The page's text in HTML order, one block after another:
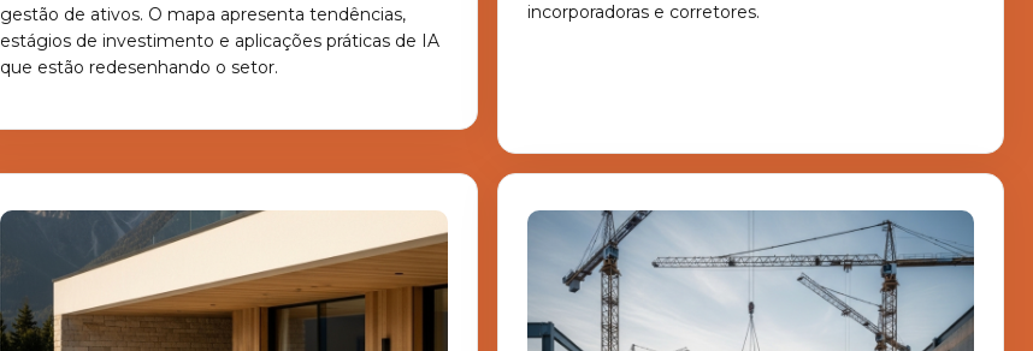
gestão de ativos. O mapa apresenta tendências,
estágios de investimento e aplicações práticas de IA
que estão redesenhando o setor.
incorporadoras e corretores.